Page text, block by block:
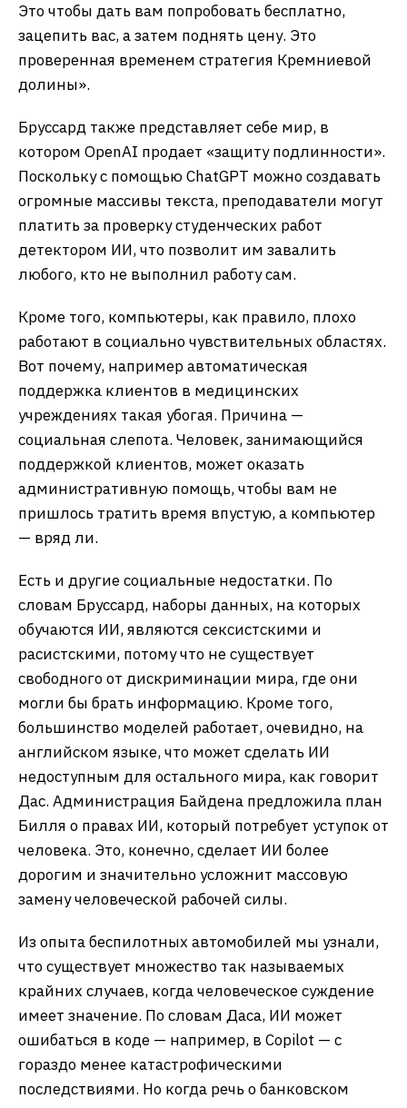
Это чтобы дать вам попробовать бесплатно,
зацепить вас, а затем поднять цену. Это
проверенная временем стратегия Кремниевой
долины».
Бруссард также представляет себе мир, в
котором OpenAI продает «защиту подлинности».
Поскольку с помощью ChatGPT можно создавать
огромные массивы текста, преподаватели могут
платить за проверку студенческих работ
детектором ИИ, что позволит им завалить
любого, кто не выполнил работу сам.
Кроме того, компьютеры, как правило, плохо
работают в социально чувствительных областях.
Вот почему, например автоматическая
поддержка клиентов в медицинских
учреждениях такая убогая. Причина —
социальная слепота. Человек, занимающийся
поддержкой клиентов, может оказать
административную помощь, чтобы вам не
пришлось тратить время впустую, а компьютер
— вряд ли.
Есть и другие социальные недостатки. По
словам Бруссард, наборы данных, на которых
обучаются ИИ, являются сексистскими и
расистскими, потому что не существует
свободного от дискриминации мира, где они
могли бы брать информацию. Кроме того,
большинство моделей работает, очевидно, на
английском языке, что может сделать ИИ
недоступным для остального мира, как говорит
Дас. Администрация Байдена предложила план
Билля о правах ИИ, который потребует уступок от
человека. Это, конечно, сделает ИИ более
дорогим и значительно усложнит массовую
замену человеческой рабочей силы.
Из опыта беспилотных автомобилей мы узнали,
что существует множество так называемых
крайних случаев, когда человеческое суждение
имеет значение. По словам Даса, ИИ может
ошибаться в коде — например, в Copilot — с
гораздо менее катастрофическими
последствиями. Но когда речь о банковском